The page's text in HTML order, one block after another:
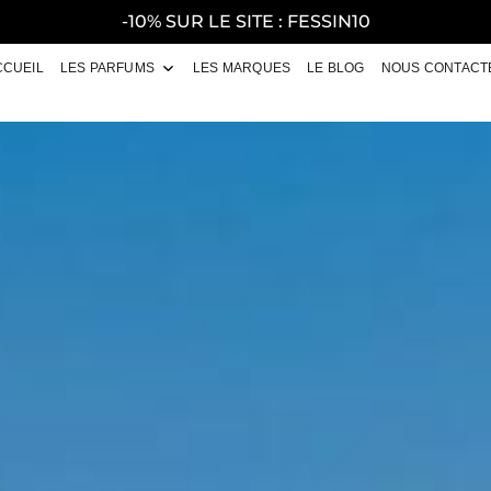
-10% SUR LE SITE : FESSIN10
LES PARFUMS LES MARQUES LE BLOG NOUS